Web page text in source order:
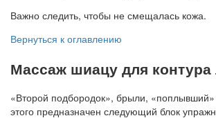
Важно следить, чтобы не смещалась кожа.
Вернуться к оглавлению
Массаж шиацу для контура
«Второй подбородок», брыли,
этого предназначен следующий блок